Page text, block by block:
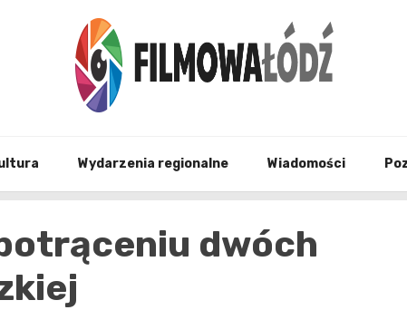
Wydarzenia regionalne Wiadomości
dwóch